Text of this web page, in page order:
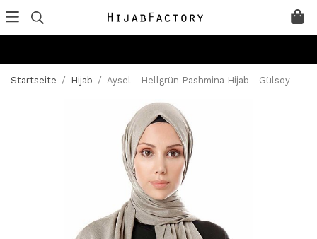
Startseite / Hijab / Aysel - Hellgrün Pashmina Hijab - Gülsoy